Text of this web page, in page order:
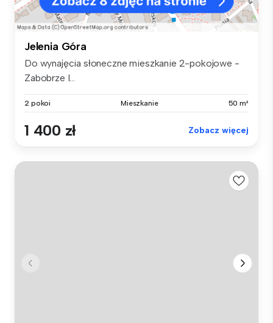
Jelenia Góra
Do wynajęcia słoneczne mieszkanie 2-pokojowe -
Zabobrze I...
2 pokoi Mieszkanie 50 m²
1 400 zł Zobacz więcej